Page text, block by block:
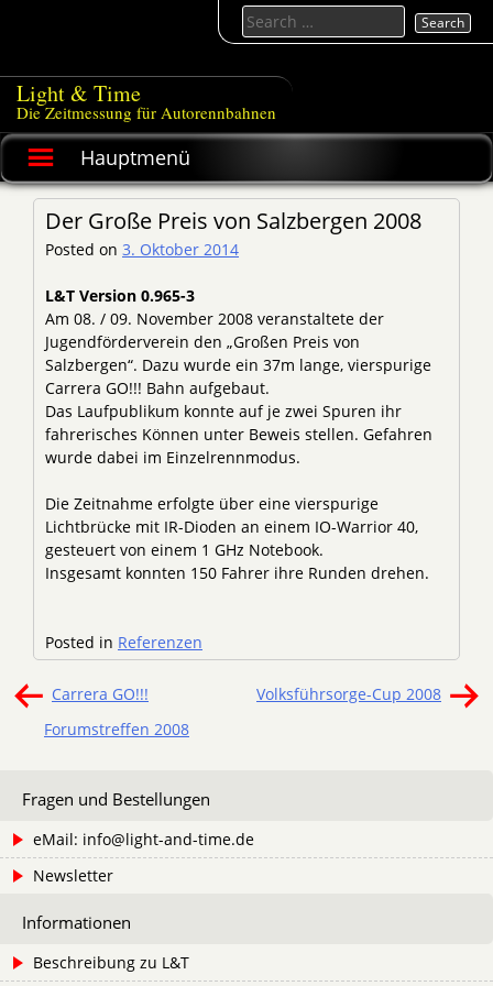
Light & Time
Die Zeitmessung für Autorennbahnen
Hauptmenü
Search
for:
Der Große Preis von Salzbergen 2008
Posted on 3. Oktober 2014
L&T Version 0.965-3
Am 08. / 09. November 2008 veranstaltete der
Jugendförderverein den „Großen Preis von
Salzbergen“. Dazu wurde ein 37m lange, vierspurige
Carrera GO!!! Bahn aufgebaut.
Das Laufpublikum konnte auf je zwei Spuren ihr
fahrerisches Können unter Beweis stellen. Gefahren
wurde dabei im Einzelrennmodus.
Die Zeitnahme erfolgte über eine vierspurige
Lichtbrücke mit IR-Dioden an einem IO-Warrior 40,
gesteuert von einem 1 GHz Notebook.
Insgesamt konnten 150 Fahrer ihre Runden drehen.
Posted in Referenzen
Beitragsnavigation
Carrera GO!!!
Forumstreffen 2008
Volksführsorge-Cup 2008
Fragen und Bestellungen
eMail: info@light-and-time.de
Newsletter
Informationen
Beschreibung zu L&T